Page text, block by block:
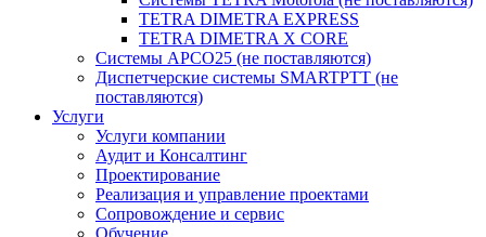
TETRA DIMETRA EXPRESS
TETRA DIMETRA X CORE
Системы APCO25 (не поставляются)
Диспетчерские системы SMARTPTT (не
поставляются)
Услуги
Услуги компании
Аудит и Консалтинг
Проектирование
Реализация и управление проектами
Сопровождение и сервис
Обучение